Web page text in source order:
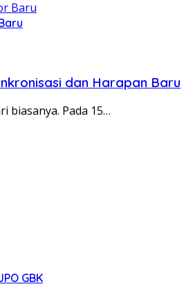
dan Harapan Baru
biasanya. Pada 15…
GBK